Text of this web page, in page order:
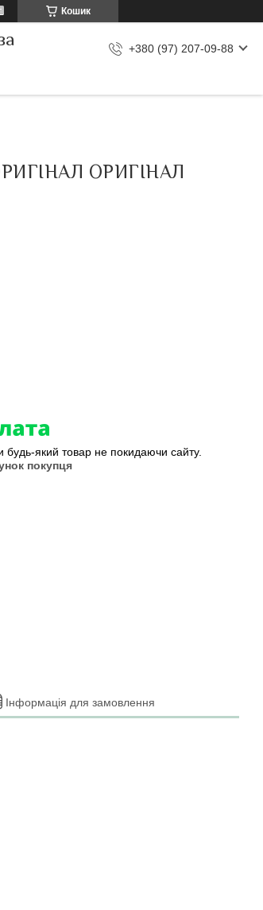
Кошик
+380 (97) 207-09-88
ОРИГІНАЛ
будь-який товар не покидаючи сайту.
покупця
Інформація для замовлення